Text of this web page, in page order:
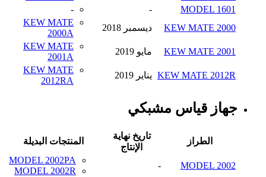
MODEL 1601
-
-
KEW MATE 2000
ديسمبر 2018
KEW MATE
2000A
KEW MATE 2001
مايو 2019
KEW MATE
2001A
KEW MATE 2012R يناير 2019
KEW MATE
2012RA
جهاز قياس مشبكي
الطراز
تاريخ نهاية
الإنتاج
المنتجات البديلة
MODEL 2002
-
MODEL 2002PA
MODEL 2002R